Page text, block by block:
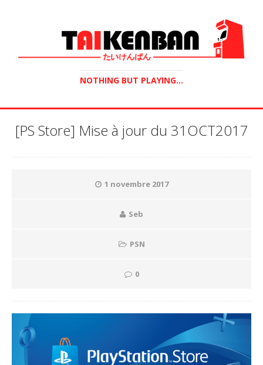
NOTHING BUT PLAYING...
[PS Store] Mise à jour du 31OCT2017
1 novembre 2017
Seb
PSN
0